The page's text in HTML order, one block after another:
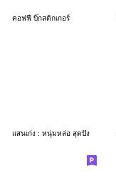
คอฟฟี่ บิ๊กสติกเกอร์
แสนเก่ง : หนุ่มหล่อ สุดปัง